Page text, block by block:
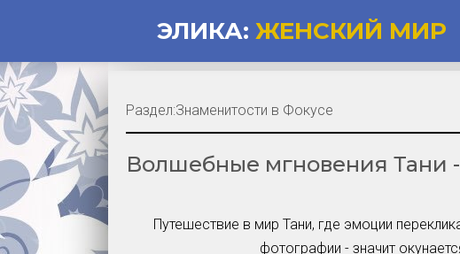
ЭЛИКА: ЖЕНСКИЙ МИР
Волшебные мгновения Тани
Путешествие в мир Тани, где эмоции
фотографии - значит
Раздел:Знаменитости в Фокусе